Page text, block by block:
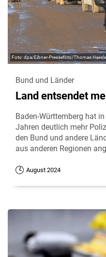
dpa/Eibner-Pressefoto/Thomas
Bund und Länder
Land entsendet
Baden-Württemberg hat
Jahren deutlich mehr
den Bund und andere
aus anderen Regionen
August 2024